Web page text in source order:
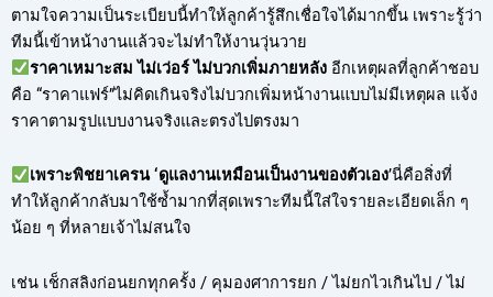
ตามใจความเป็นระเบียบนี้ทำให้ลูกค้ารู้สึกเชื่อใจได้มากขึ้น เพราะรู้ว่า
ทีมนี้เข้าหน้างานแล้วจะไม่ทำให้งานวุ่นวาย
ราคาเหมาะสม ไม่เว่อร์ ไม่บวกเพิ่มภายหลังอีกเหตุผลที่ลูกค้าชอบ
คือ “ราคาแฟร์”ไม่คิดเกินจริงไม่บวกเพิ่มหน้างานแบบไม่มีเหตุผล แจ้ง
ราคาตามรูปแบบงานจริงและตรงไปตรงมา
เพราะพิชยาเครน ‘ดูแลงานเหมือนเป็นงานของตัวเอง’นี่คือสิ่งที่
ทำให้ลูกค้ากลับมาใช้ซ้ำมากที่สุดเพราะทีมนี้ใส่ใจรายละเอียดเล็ก ๆ
น้อย ๆ ที่หลายเจ้าไม่สนใจ
เช่น เช็กสลิงก่อนยกทุกครั้ง / คุมองศาการยก / ไม่ยกไวเกินไป / ไม่